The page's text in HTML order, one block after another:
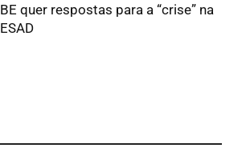
BE quer respostas para a “crise” na
ESAD